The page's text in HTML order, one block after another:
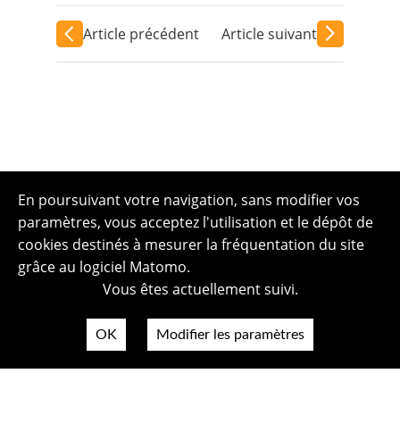
Article précédent Article suivant
En poursuivant votre navigation, sans modifier vos
paramètres, vous acceptez l'utilisation et le dépôt de
cookies destinés à mesurer la fréquentation du site
grâce au logiciel Matomo.
Vous êtes actuellement suivi.
OK Modifier les paramètres